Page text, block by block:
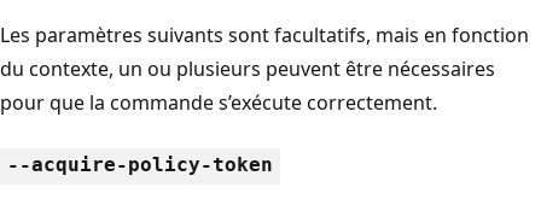
Les paramètres suivants sont facultatifs, mais en fonction
du contexte, un ou plusieurs peuvent être nécessaires
pour que la commande s’exécute correctement.
--acquire-policy-token